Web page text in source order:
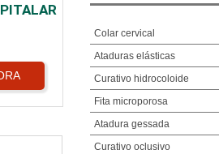
Colar cervical
Ataduras elásticas
Curativo hidrocoloide
Fita microporosa
Atadura gessada
Curativo oclusivo